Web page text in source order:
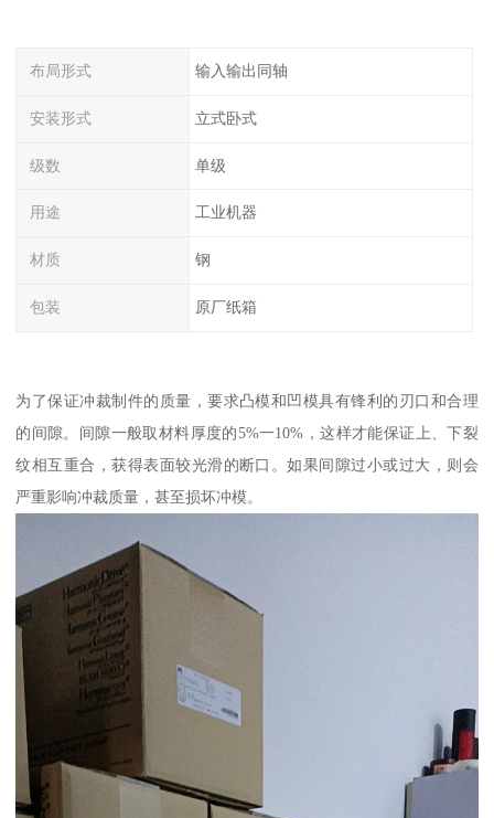
布局形式 输入输出同轴
安装形式 立式卧式
级数 单级
用途 工业机器
材质 钢
包装 原厂纸箱
为了保证冲裁制件的质量，要求凸模和凹模具有锋利的刃口和合理
的间隙。间隙一般取材料厚度的5%一10%，这样才能保证上、下裂
纹相互重合，获得表面较光滑的断口。如果间隙过小或过大，则会
严重影响冲裁质量，甚至损坏冲模。